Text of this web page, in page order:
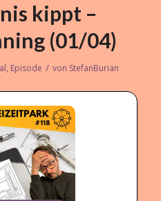
kippt –
(01/04)
, Episode / von StefanBurian